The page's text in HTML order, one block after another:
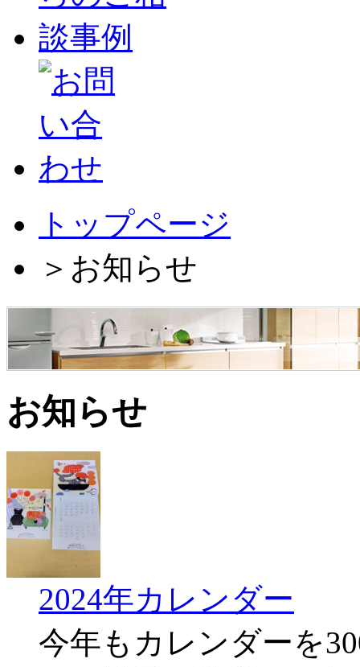
トップページ
＞ お知らせ
お知らせ
2024年カレンダー
今年もカレンダーを